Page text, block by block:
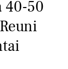
40-50